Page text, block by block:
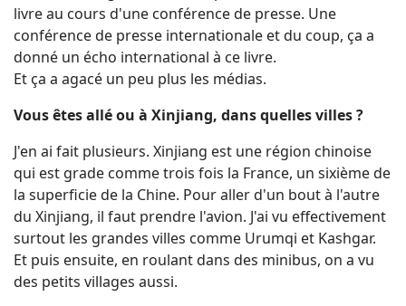
livre au cours d'une conférence de presse. Une
conférence de presse internationale et du coup, ça a
donné un écho international à ce livre.
Et ça a agacé un peu plus les médias.
Vous êtes allé ou à Xinjiang, dans quelles villes ?
J'en ai fait plusieurs. Xinjiang est une région chinoise
qui est grade comme trois fois la France, un sixième de
la superficie de la Chine. Pour aller d'un bout à l'autre
du Xinjiang, il faut prendre l'avion. J'ai vu effectivement
surtout les grandes villes comme Urumqi et Kashgar.
Et puis ensuite, en roulant dans des minibus, on a vu
des petits villages aussi.